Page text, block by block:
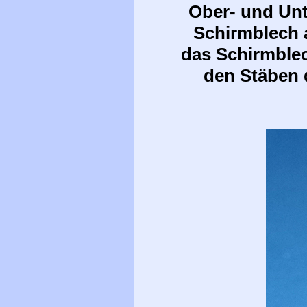
Ober- und
Schirmblech
das
den Stäben